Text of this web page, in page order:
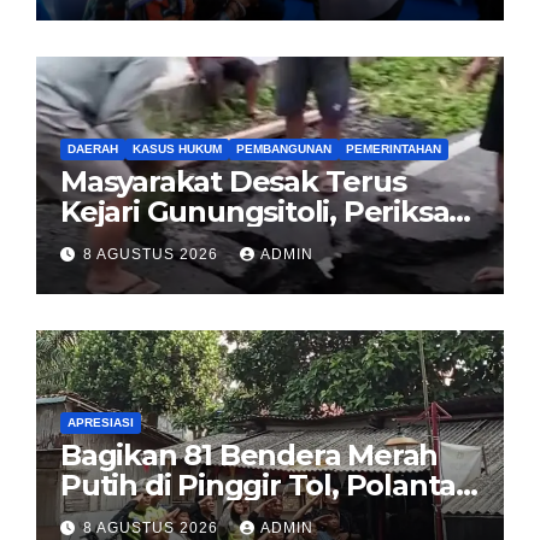
DAERAH KASUS HUKUM PEMBANGUNAN PEMERINTAHAN
Masyarakat Desak Terus
Kejari Gunungsitoli, Periksa
dan Usut Tuntas Dugaan
Korupsi Proyek Jalan
Sirombu-Afulu (MYC) Senilai
Rp321 Miliar
8 AGUSTUS 2026 ADMIN
APRESIASI
Bagikan 81 Bendera Merah
Putih di Pinggir Tol, Polantas
Karib BSD Ajak Warga Miskin
8 AGUSTUS 2026 ADMIN